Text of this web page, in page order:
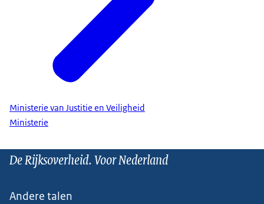
Ministerie van Justitie en Veiligheid
Ministerie
De Rijksoverheid. Voor Nederland
Andere talen